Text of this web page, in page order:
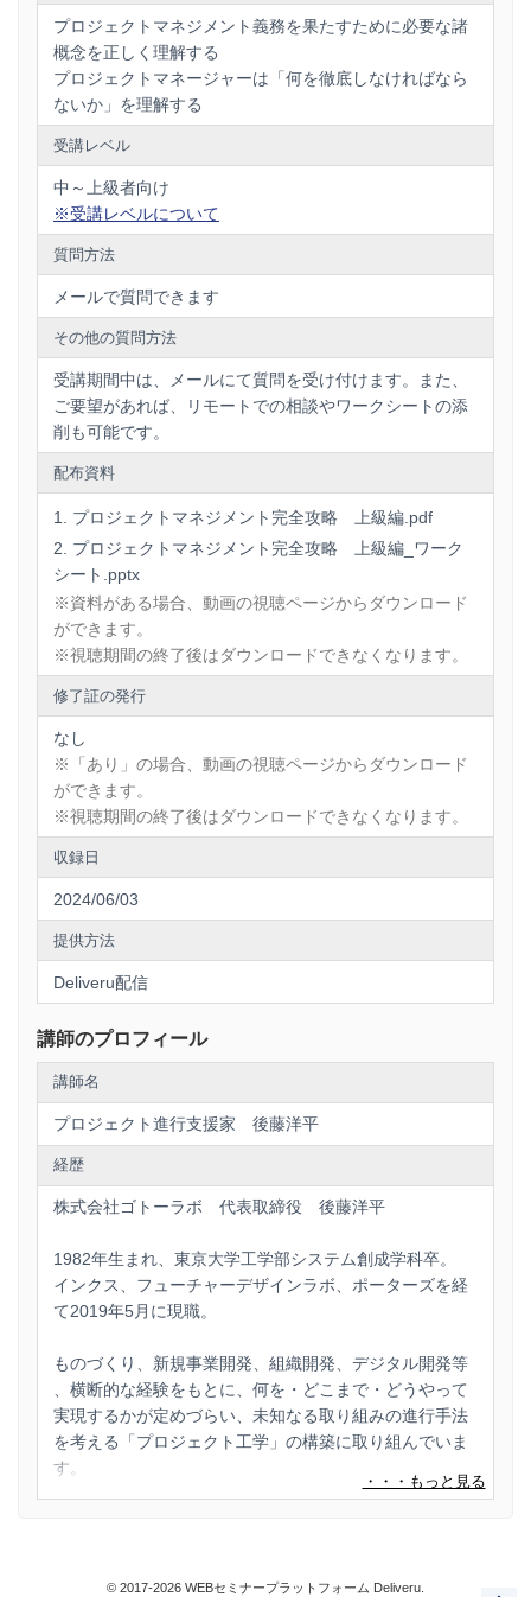
プロジェクトマネジメント義務を果たすために必要な諸
概念を正しく理解する
プロジェクトマネージャーは「何を徹底しなければなら
ないか」を理解する
受講レベル
中～上級者向け
※受講レベルについて
質問方法
メールで質問できます
その他の質問方法
受講期間中は、メールにて質問を受け付けます。また、
ご要望があれば、リモートでの相談やワークシートの添
削も可能です。
配布資料
プロジェクトマネジメント完全攻略 上級編.pdf
プロジェクトマネジメント完全攻略 上級編_ワーク
シート.pptx
※資料がある場合、動画の視聴ページからダウンロード
ができます。
※視聴期間の終了後はダウンロードできなくなります。
修了証の発行
なし
※「あり」の場合、動画の視聴ページからダウンロード
ができます。
※視聴期間の終了後はダウンロードできなくなります。
収録日
2024/06/03
提供方法
Deliveru配信
講師のプロフィール
講師名
プロジェクト進行支援家 後藤洋平
経歴
株式会社ゴトーラボ 代表取締役 後藤洋平
1982年生まれ、東京大学工学部システム創成学科卒。
インクス、フューチャーデザインラボ、ポーターズを経
て2019年5月に現職。
ものづくり、新規事業開発、組織開発、デジタル開発等
、横断的な経験をもとに、何を・どこまで・どうやって
実現するかが定めづらい、未知なる取り組みの進行手法
を考える「プロジェクト工学」の構築に取り組んでいま
す。
© 2017-2026 WEBセミナープラットフォーム Deliveru.